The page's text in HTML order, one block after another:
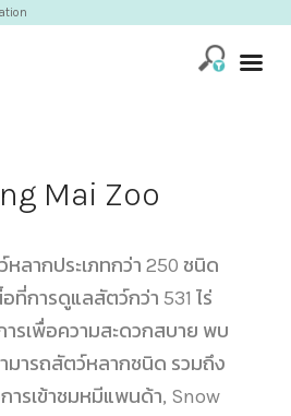
Mai Zoo
ลากประเภทกว่า 250 ชนิด
ที่การดูแลสัตว์กว่า 531 ไร่
รเพื่อความสะดวกสบาย พบ
มารถสัตว์หลากชนิด รวมถึง
ารเข้าชมหมีแพนด้า, Snow